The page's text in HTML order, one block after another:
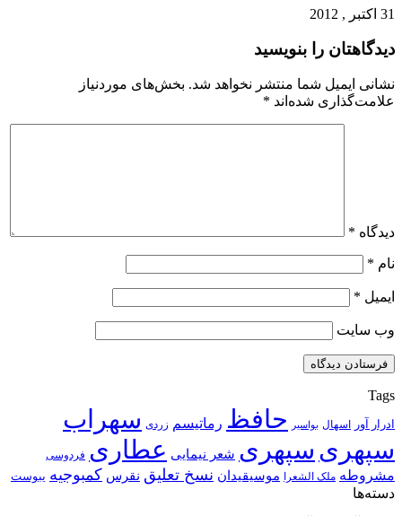
31 اکتبر , 2012
دیدگاهتان را بنویسید
نشانی ایمیل شما منتشر نخواهد شد. بخش‌های موردنیاز
علامت‌گذاری شده‌اند *
دیدگاه *
نام *
ایمیل *
وب‌ سایت
Tags
ادرار آور اسهال بواسیر حافظ رماتیسم زردی سهراب
سپهری سپهری شعر نیمایی عطاری فردوسی
مشروطه ملک الشعرا موسیقیدان نسخ تعلیق نقرس کمبوجیه یبوست
دسته‌ها